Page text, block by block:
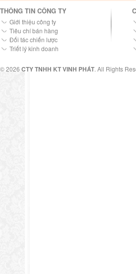
THÔNG TIN CÔNG TY
Giới thiệu công ty
Tiêu chí bán hàng
Đối tác chiến lược
Triết lý kinh doanh
© 2026 CTY TNHH KT VINH PHÁT. All Rights